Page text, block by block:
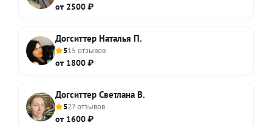
от 2500 ₽
Догситтер Наталья П.
515 отзывов
от 1800 ₽
Догситтер Светлана В.
527 отзывов
от 1600 ₽